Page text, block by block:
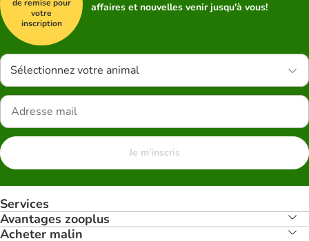
de remise pour
votre
inscription
affaires et nouvelles venir jusqu'à vous!
Sélectionnez votre animal
Je m'inscris
Services
Avantages zooplus
Acheter malin